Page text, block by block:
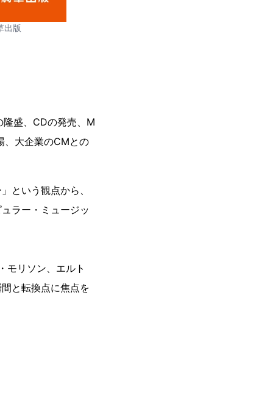
出版
盛、CDの発売、M
、大企業のCMとの
という観点から、
ラー・ミュージッ
モリソン、エルト
と転換点に焦点を